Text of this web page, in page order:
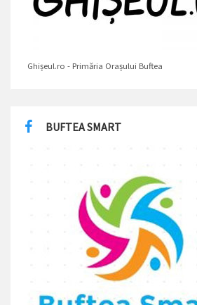
Ghișeul.ro - Primăria Orașului Buftea
BUFTEA SMART